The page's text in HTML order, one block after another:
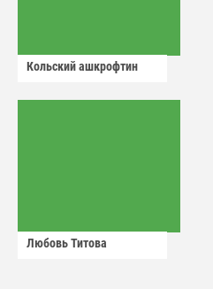
Кольский ашкрофтин
Любовь Титова